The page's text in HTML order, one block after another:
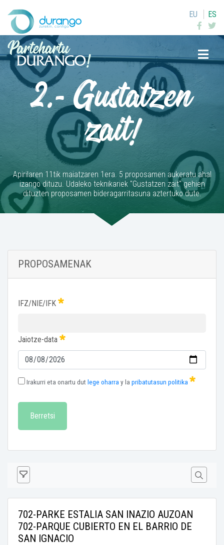
EU ES
2.- Gustatzen
zait!
Apirilaren 11tik maiatzaren 1era. 5 proposamen aukeratu ahal
izango dituzu. Udaleko teknikariek "Gustatzen zait" gehien
dituzten proposamen bideragarritasuna aztertuko dute.
PROPOSAMENAK
IFZ/NIE/IFK
Jaiotze-data
Irakurri eta onartu dut lege oharra y la pribatutasun politika
Berretsi
702-PARKE ESTALIA SAN INAZIO AUZOAN
702-PARQUE CUBIERTO EN EL BARRIO DE
SAN IGNACIO